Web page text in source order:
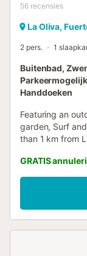
56 recensies
La Oliva,
2 pers. 1
Buitenbad,
Handdoeken
Featuring an
garden, Surf
than 1 km from
GRATIS